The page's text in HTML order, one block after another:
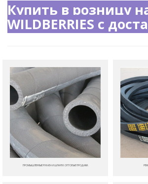
Купить в розницу
WILDBERRIES с
ПРОМЫШЛЕННЫЕ РУКАВА И ШЛАНГИ. ОПТОВЫЕ ПРОДАЖИ.